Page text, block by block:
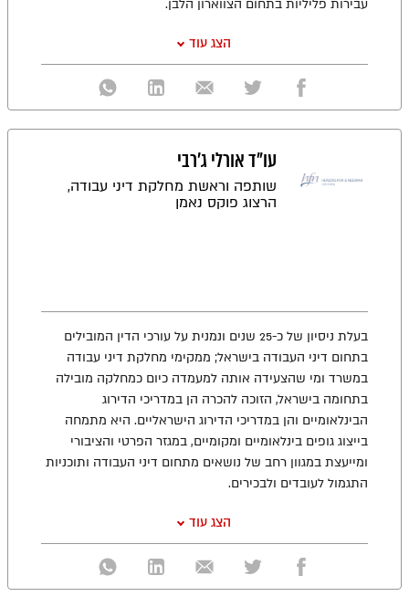
עבירות פליליות בתחום הצווארון הלבן.
הצג עוד
עו"ד אורלי ג'רבי
שותפה וראשת מחלקת דיני עבודה,
הרצוג פוקס נאמן
בעלת ניסיון של כ-25 שנים ונמנית על עורכי הדין המובילים
בתחום דיני העבודה בישראל; ממקימי מחלקת דיני עבודה
במשרד ומי שהצעידה אותה למעמדה כיום כמחלקה מובילה
בתחומה בישראל, הזוכה להכרה הן במדריכי הדירוג
הבינלאומיים והן במדריכי הדירוג הישראליים. היא מתמחה
בייצוג גופים בינלאומיים ומקומיים, במגזר הפרטי והציבורי
ומייעצת במגוון רחב של נושאים מתחום דיני העבודה ותוכניות
התגמול לעובדים ולבכירים.
הצג עוד